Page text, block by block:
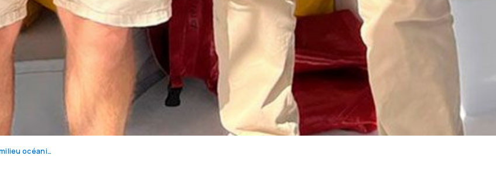
Étude de la pollution atmosphérique en milieu océanique : Gwad’Air et le capteur Hom’Air